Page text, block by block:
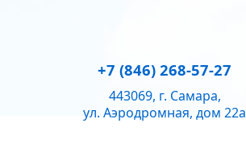
+7 (846) 268-57-27
443069, г. Самара,
ул. Аэродромная, дом 22а